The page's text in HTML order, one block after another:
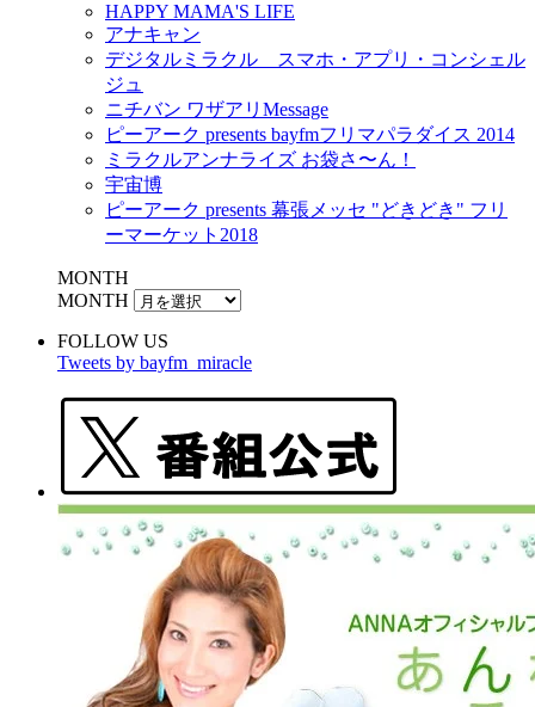
HAPPY MAMA'S LIFE
アナキャン
デジタルミラクル スマホ・アプリ・コンシェル
ジュ
ニチバン ワザアリMessage
ピーアーク presents bayfmフリマパラダイス 2014
ミラクルアンナライズ お袋さ〜ん！
宇宙博
ピーアーク presents 幕張メッセ "どきどき" フリ
ーマーケット2018
MONTH
MONTH
FOLLOW US
Tweets by bayfm_miracle